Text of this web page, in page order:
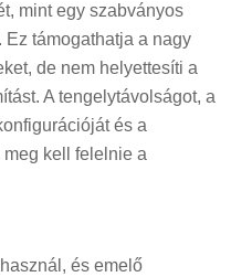
mint egy szabványos
Ez támogathatja a nagy
de nem helyettesíti a
A tengelytávolságot, a
és a
kell felelnie a
és emelő